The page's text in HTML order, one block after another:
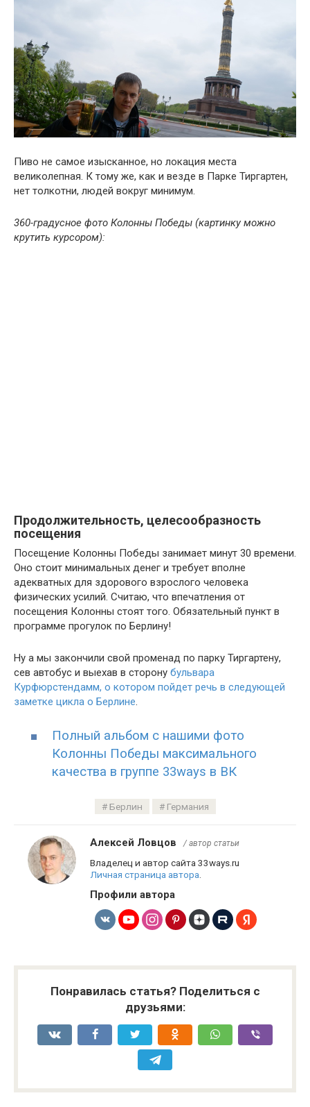
Пиво не самое изысканное, но локация места
великолепная. К тому же, как и везде в Парке Тиргартен,
нет толкотни, людей вокруг минимум.
360-градусное фото Колонны Победы (картинку можно
крутить курсором):
Продолжительность, целесообразность
посещения
Посещение Колонны Победы занимает минут 30 времени.
Оно стоит минимальных денег и требует вполне
адекватных для здорового взрослого человека
физических усилий. Считаю, что впечатления от
посещения Колонны стоят того. Обязательный пункт в
программе прогулок по Берлину!
Ну а мы закончили свой променад по парку Тиргартену,
сев автобус и выехав в сторону бульвара
Курфюрстендамм, о котором пойдет речь в следующей
заметке цикла о Берлине.
Полный альбом с нашими фото
Колонны Победы максимального
качества в группе 33ways в ВК
Берлин Германия
Алексей Ловцов / автор статьи
Владелец и автор сайта 33ways.ru
Личная страница автора.
Профили автора
Понравилась статья? Поделиться с
друзьями: